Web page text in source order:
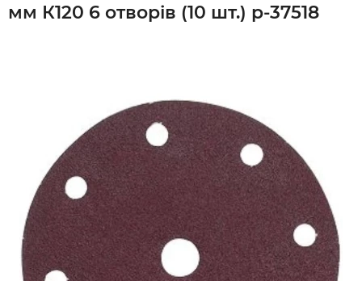
мм К120 6 отворів (10 шт.) p-37518